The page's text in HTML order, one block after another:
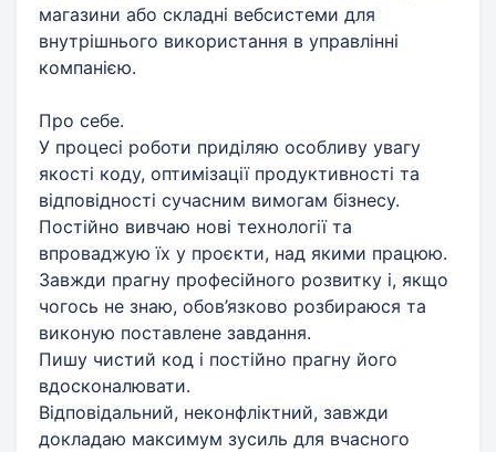
магазини або складні вебсистеми для
внутрішнього використання в управлінні
компанією.
Про себе.
У процесі роботи приділяю особливу увагу
якості коду, оптимізації продуктивності та
відповідності сучасним вимогам бізнесу.
Постійно вивчаю нові технології та
впроваджую їх у проєкти, над якими працюю.
Завжди прагну професійного розвитку і, якщо
чогось не знаю, обов’язково розбираюся та
виконую поставлене завдання.
Пишу чистий код і постійно прагну його
вдосконалювати.
Відповідальний, неконфліктний, завжди
докладаю максимум зусиль для вчасного